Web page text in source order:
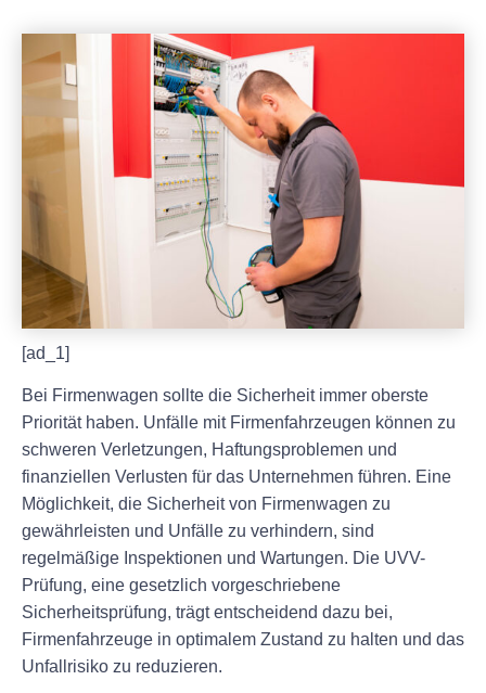
[ad_1]
Bei Firmenwagen sollte die Sicherheit immer oberste
Priorität haben. Unfälle mit Firmenfahrzeugen können zu
schweren Verletzungen, Haftungsproblemen und
finanziellen Verlusten für das Unternehmen führen. Eine
Möglichkeit, die Sicherheit von Firmenwagen zu
gewährleisten und Unfälle zu verhindern, sind
regelmäßige Inspektionen und Wartungen. Die UVV-
Prüfung, eine gesetzlich vorgeschriebene
Sicherheitsprüfung, trägt entscheidend dazu bei,
Firmenfahrzeuge in optimalem Zustand zu halten und das
Unfallrisiko zu reduzieren.